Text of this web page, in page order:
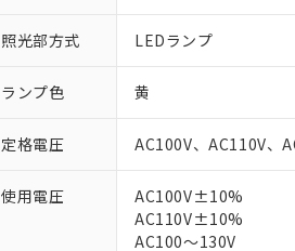
照光部方式 LEDランプ
ランプ色 黄
定格電圧 AC100V、AC110V、
使用電圧
AC100V±10%
AC110V±10%
AC100～130V
ご利用条件
※1 対応状況
対応済み：EU
対応予定：EU
対応予定なし：
調査・確認中：
非該当品：ライセ
仕入先様の事情に
※1 中国